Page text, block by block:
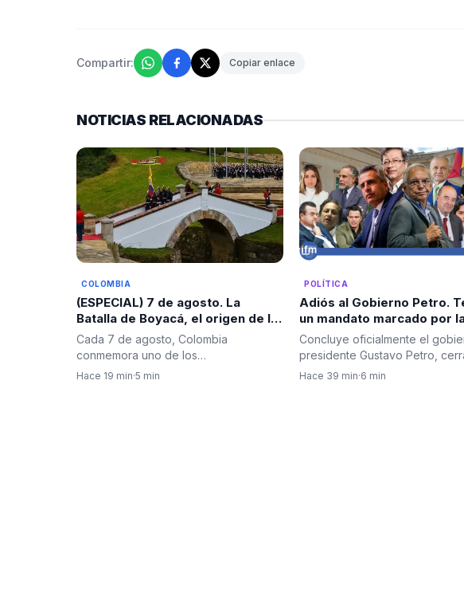
Compartir: Copiar enlace
NOTICIAS RELACIONADAS
COLOMBIA
(ESPECIAL) 7 de agosto. La
Batalla de Boyacá, el origen de la
independencia y la fecha que
marca cada cambio de gobierno
Cada 7 de agosto, Colombia
conmemora uno de los
acontecimientos más trascendentales
Hace 19 min·5 min
POLÍTICA
Adiós al Gobierno Petro.
un mandato marcado por
polarización y los
cuestionamientos
Concluye oficialmente el
presidente Gustavo Petro,
periodo de cuatro años…
Hace 39 min·6 min